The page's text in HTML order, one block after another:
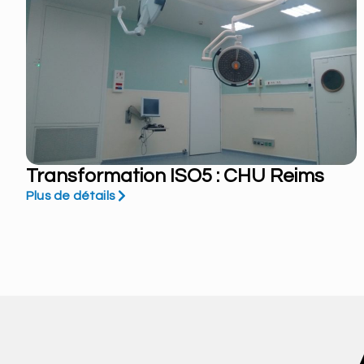
Transformation ISO5 : CHU Reims
Plus de détails